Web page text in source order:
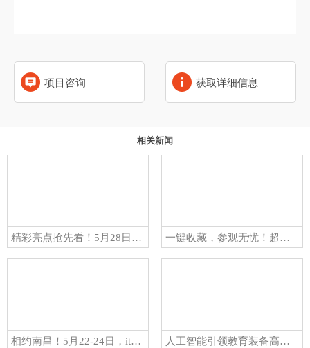
项目咨询 获取详细信息
相关新闻
精彩亮点抢先看！5月28日-31日，itc邀您共赴2026年广州国际专业灯光、音响展览会 一键收藏，参观无忧！超实用逛展攻略助你畅游第27届全国医院建设大会！5月23日，itc保伦股份与您不见不散~
相约南昌！5月22-24日，itc邀您共赴第64届高等教育博览会！ 人工智能引领教育装备高质量发展！itc保伦股份高人气亮相第87届中国教育装备展示会！